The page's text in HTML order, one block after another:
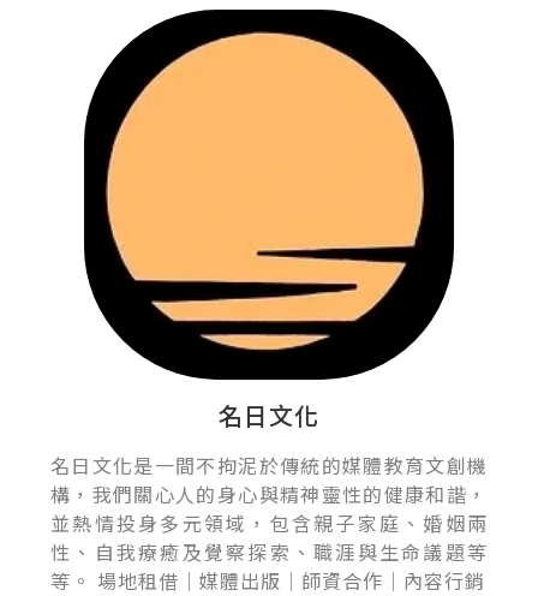
名日文化
名日文化是一間不拘泥於傳統的媒體教育文創機
構，我們關心人的身心與精神靈性的健康和諧，
並熱情投身多元領域，包含親子家庭、婚姻兩
性、自我療癒及覺察探索、職涯與生命議題等
等。 場地租借｜媒體出版｜師資合作｜內容行銷